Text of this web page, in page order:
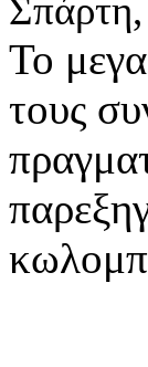
Σπάρτη,
Το
τους